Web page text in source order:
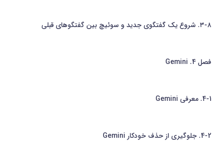
۳-۸. شروع یک گفتگوی جدید و سوئیچ بین گفتگوهای قبلی
فصل 4. Gemini
4-1. معرفی Gemini
4-2. جلوگیری از حذف خودکار Gemini